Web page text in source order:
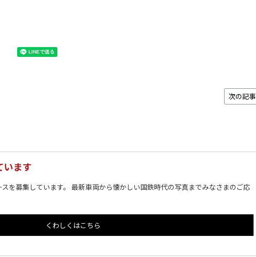
次の記事
います
を募集しています。 最新車両から懐かしい国鉄時代の写真までみなさまのご応
くわしくはこちら